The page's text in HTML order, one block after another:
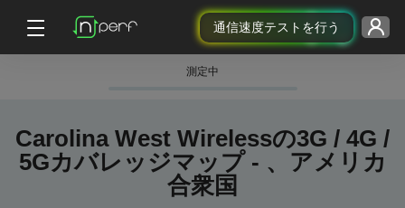
通信速度テストを行う
測定中
Carolina West Wirelessの3G / 4G /
5Gカバレッジマップ - 、アメリカ
合衆国